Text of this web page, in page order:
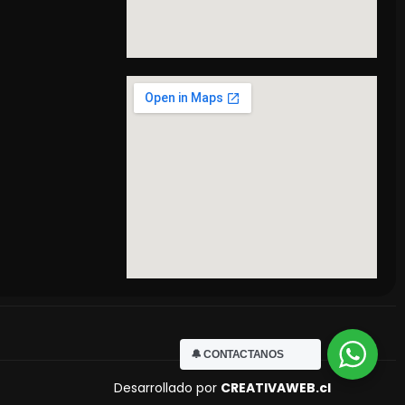
Desarrollado por CREATIVAWEB.cl
🔔 CONTACTANOS